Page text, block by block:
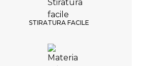
RESO NON POSSIBILE
sostituzione non possibile
STIRATURA FACILE